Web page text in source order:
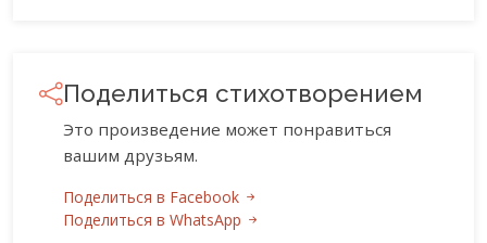
Поделиться стихотворением
Это произведение может понравиться
вашим друзьям.
Поделиться в Facebook
Поделиться в WhatsApp